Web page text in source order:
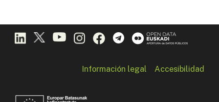
Información legal Accesibilidad